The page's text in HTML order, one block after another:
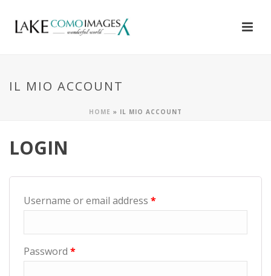
IL MIO ACCOUNT
HOME » IL MIO ACCOUNT
LOGIN
Username or email address *
Password *